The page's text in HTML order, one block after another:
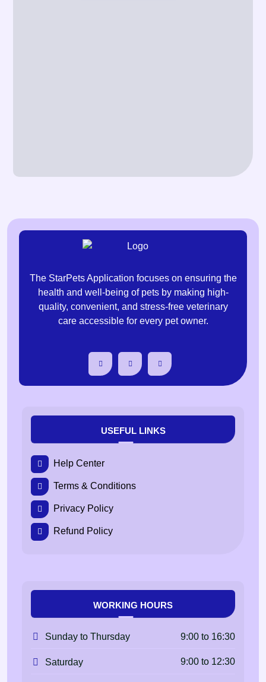
The StarPets Application focuses on ensuring the
health and well-being of pets by making high-
quality, convenient, and stress-free veterinary
care accessible for every pet owner.
USEFUL LINKS
Help Center
Terms & Conditions
Privacy Policy
Refund Policy
WORKING HOURS
Sunday to Thursday 9:00 to 16:30
Saturday 9:00 to 12:30